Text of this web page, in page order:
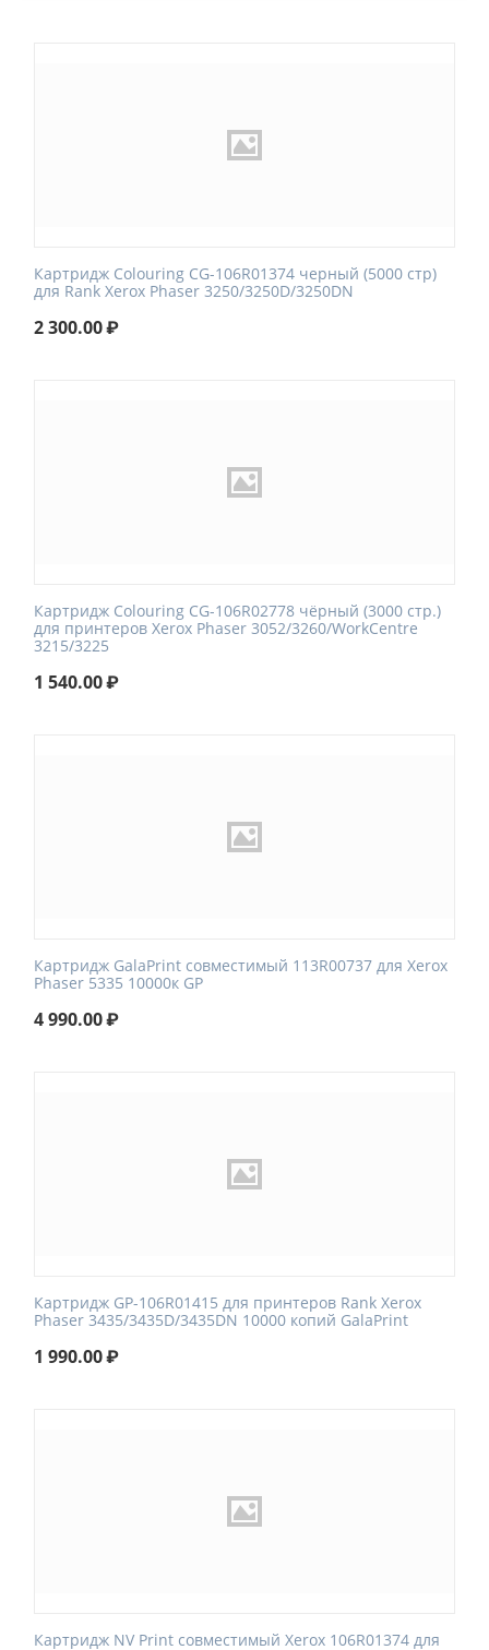
Картридж Colouring CG-106R01374 черный (5000 стр)
для Rank Xerox Phaser 3250/3250D/3250DN
2 300.00₽
Картридж Colouring CG-106R02778 чёрный (3000 стр.)
для принтеров Xerox Phaser 3052/3260/WorkCentre
3215/3225
1 540.00₽
Картридж GalaPrint совместимый 113R00737 для Xerox
Phaser 5335 10000к GP
4 990.00₽
Картридж GP-106R01415 для принтеров Rank Xerox
Phaser 3435/3435D/3435DN 10000 копий GalaPrint
1 990.00₽
Картридж NV Print совместимый Xerox 106R01374 для